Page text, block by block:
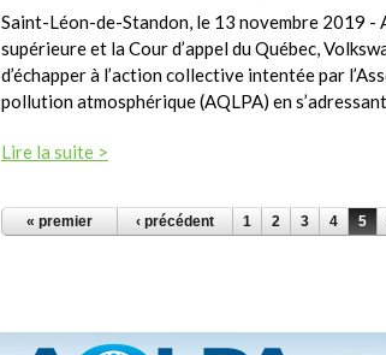
Saint-Léon-de-Standon, le 13 novembre 2019 -
supérieure et la Cour d’appel du Québec,
d’échapper à l’action collective intentée par
pollution atmosphérique (AQLPA) en
Lire la suite >
PAGES
« premier ‹ précédent 1 2 3 4 5